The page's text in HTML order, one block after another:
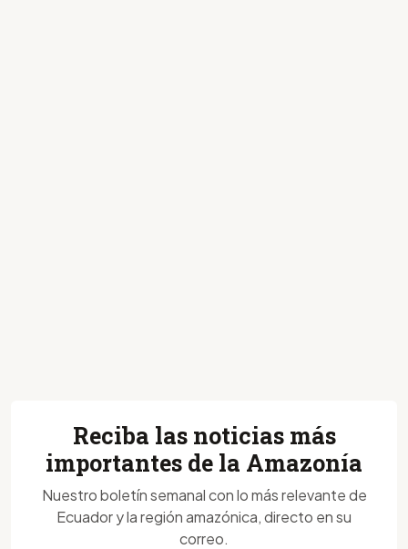
Reciba las noticias más
importantes de la Amazonía
Nuestro boletín semanal con lo más relevante de
Ecuador y la región amazónica, directo en su
correo.